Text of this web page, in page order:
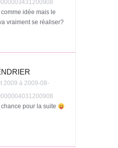
idée mais le
vraiment se réaliser?
2009 à 2009-08-
chance pour la suite